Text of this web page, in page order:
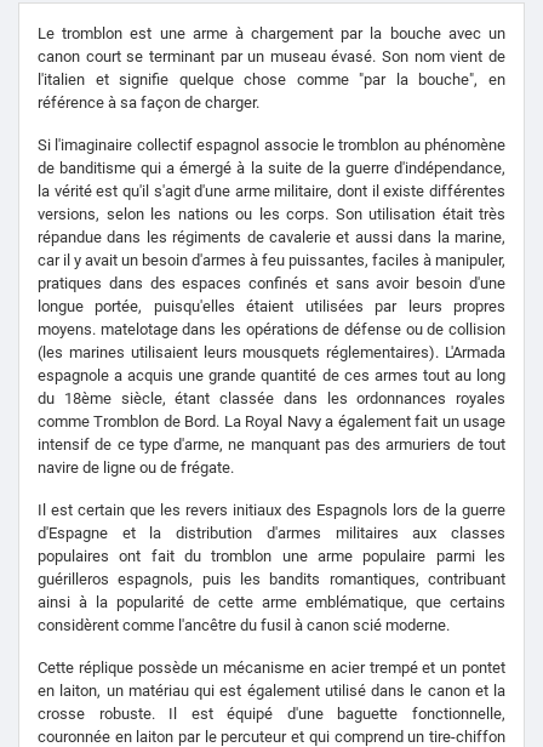
Le tromblon est une arme à chargement par la bouche avec un
canon court se terminant par un museau évasé. Son nom vient de
l'italien et signifie quelque chose comme "par la bouche", en
référence à sa façon de charger.
Si l'imaginaire collectif espagnol associe le tromblon au phénomène
de banditisme qui a émergé à la suite de la guerre d'indépendance,
la vérité est qu'il s'agit d'une arme militaire, dont il existe différentes
versions, selon les nations ou les corps. Son utilisation était très
répandue dans les régiments de cavalerie et aussi dans la marine,
car il y avait un besoin d'armes à feu puissantes, faciles à manipuler,
pratiques dans des espaces confinés et sans avoir besoin d'une
longue portée, puisqu'elles étaient utilisées par leurs propres
moyens. matelotage dans les opérations de défense ou de collision
(les marines utilisaient leurs mousquets réglementaires). L'Armada
espagnole a acquis une grande quantité de ces armes tout au long
du 18ème siècle, étant classée dans les ordonnances royales
comme Tromblon de Bord. La Royal Navy a également fait un usage
intensif de ce type d'arme, ne manquant pas des armuriers de tout
navire de ligne ou de frégate.
Il est certain que les revers initiaux des Espagnols lors de la guerre
d'Espagne et la distribution d'armes militaires aux classes
populaires ont fait du tromblon une arme populaire parmi les
guérilleros espagnols, puis les bandits romantiques, contribuant
ainsi à la popularité de cette arme emblématique, que certains
considèrent comme l'ancêtre du fusil à canon scié moderne.
Cette réplique possède un mécanisme en acier trempé et un pontet
en laiton, un matériau qui est également utilisé dans le canon et la
crosse robuste. Il est équipé d'une baguette fonctionnelle,
couronnée en laiton par le percuteur et qui comprend un tire-chiffon